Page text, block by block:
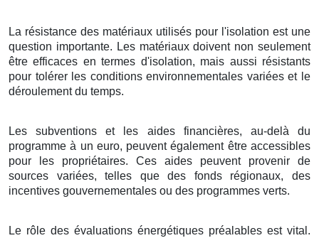
La résistance des matériaux utilisés pour l'isolation est une
question importante. Les matériaux doivent non seulement
être efficaces en termes d'isolation, mais aussi résistants
pour tolérer les conditions environnementales variées et le
déroulement du temps.
Les subventions et les aides financières, au-delà du
programme à un euro, peuvent également être accessibles
pour les propriétaires. Ces aides peuvent provenir de
sources variées, telles que des fonds régionaux, des
incentives gouvernementales ou des programmes verts.
Le rôle des évaluations énergétiques préalables est vital.